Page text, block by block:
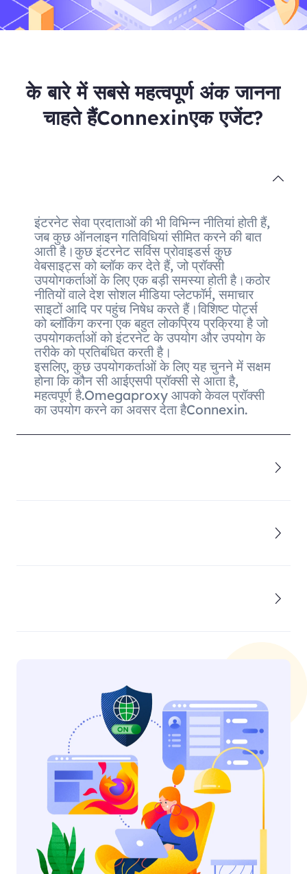
के बारे में सबसे महत्वपूर्ण अंक जानना
चाहते हैंConnexinएक एजेंट?
इंटरनेट सेवा प्रदाताओं की भी विभिन्न नीतियां होती हैं,
जब कुछ ऑनलाइन गतिविधियां सीमित करने की बात
आती है।कुछ इंटरनेट सर्विस प्रोवाइडर्स कुछ
वेबसाइट्स को ब्लॉक कर देते हैं, जो प्रॉक्सी
उपयोगकर्ताओं के लिए एक बड़ी समस्या होती है।कठोर
नीतियों वाले देश सोशल मीडिया प्लेटफॉर्म, समाचार
साइटों आदि पर पहुंच निषेध करते हैं।विशिष्ट पोर्ट्स
को ब्लॉकिंग करना एक बहुत लोकप्रिय प्रक्रिया है जो
उपयोगकर्ताओं को इंटरनेट के उपयोग और उपयोग के
तरीके को प्रतिबंधित करती है।
इसलिए, कुछ उपयोगकर्ताओं के लिए यह चुनने में सक्षम
होना कि कौन सी आईएसपी प्रॉक्सी से आता है,
महत्वपूर्ण है.Omegaproxy आपको केवल प्रॉक्सी
का उपयोग करने का अवसर देता हैConnexin.